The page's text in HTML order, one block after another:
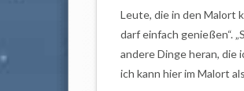
Leute, die in den Malort
darf einfach genießen“.
andere Dinge heran, die
ich kann hier im Malort